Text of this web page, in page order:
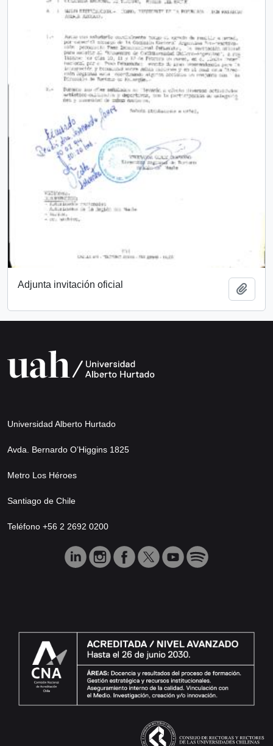
Adjunta invitación oficial
Universidad Alberto Hurtado
Avda. Bernardo O’Higgins 1825
Metro Los Héroes
Santiago de Chile
Teléfono +56 2 2692 0200